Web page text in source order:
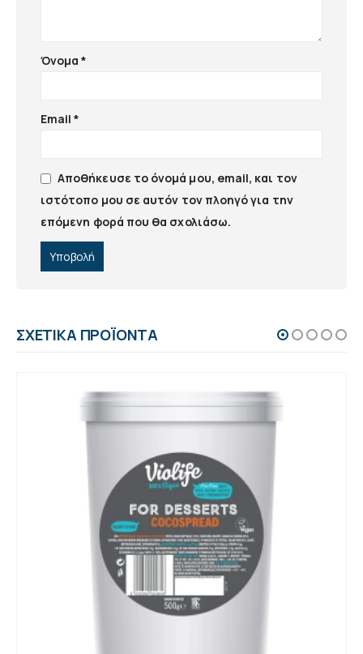
Όνομα*
Email*
Αποθήκευσε το όνομά μου, email, και τον
ιστότοπο μου σε αυτόν τον πλοηγό για την
επόμενη φορά που θα σχολιάσω.
ΣΧΕΤΙΚΆ ΠΡΟΪΌΝΤΑ